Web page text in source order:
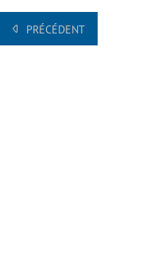
PRÉCÉDENT